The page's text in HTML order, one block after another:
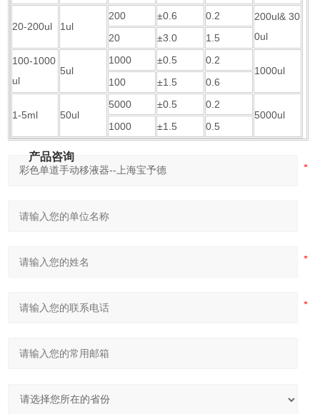
20-200ul 1ul
200 ±0.6 0.2
200ul& 30
0ul
20 ±3.0
1.5
100-1000
ul
5ul
1000 ±0.5
0.2
1000ul
100
±1.5 0.6
1-5ml 50ul
5000 ±0.5
0.2
5000ul
1000
±1.5 0.5
产品咨询